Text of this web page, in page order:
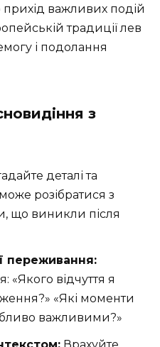
важливих подій
традиції лев
і подолання
з
деталі та
розібратися з
що виникли після
переживання:
«Якого відчуття я
«Які моменти
важливими?»